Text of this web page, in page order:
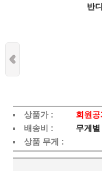
반
상품가 : 회원공
배송비 :
무게
상품 무게 :